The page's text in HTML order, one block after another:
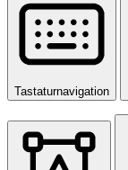
Tastaturnavigation